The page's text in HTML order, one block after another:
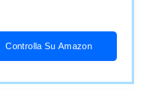
Controlla Su Amazon